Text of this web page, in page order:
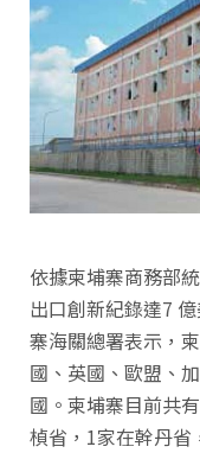
依據柬埔寨商務部
出口創新紀錄達7
寨海關總署表示，
國、英國、歐盟、
國。柬埔寨目前共
楨省，1家在幹丹